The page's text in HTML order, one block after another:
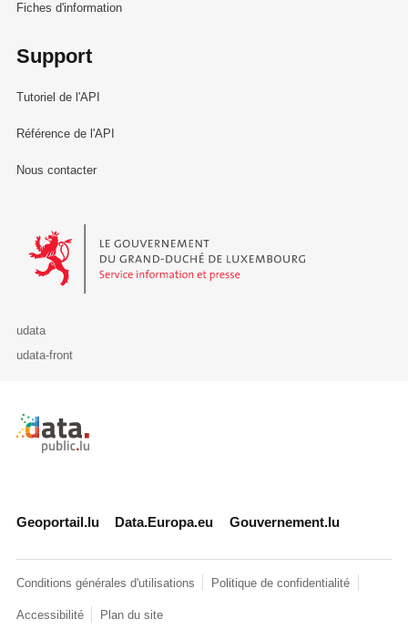
Fiches d'information
Support
Tutoriel de l'API
Référence de l'API
Nous contacter
Le Gouvernement du Grand-Duché de Luxembourg - Service
udata
udata-front
Retour à l'accueil de data.public.lu
Geoportail.lu Data.Europa.eu Gouvernement.lu
Conditions générales d'utilisations Politique de confidentialité
Accessibilité Plan du site